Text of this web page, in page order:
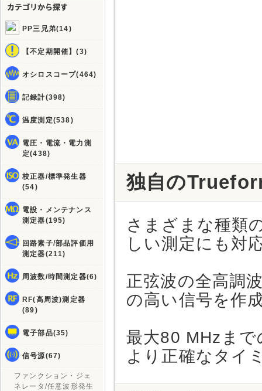
PP三兄弟(14)
【不定期開催】(3)
オシロスコープ(464)
記録計(398)
温度測定(538)
電圧・電流・電力測
定(438)
校正器/標準発生器
(54)
電設・メンテナンス
測定器(195)
回路素子/部品評価用
測定器(211)
周波数/時間測定器(6)
RF(高周波)測定器
(89)
電子部品(35)
信号源(67)
ファンクション・ジェ
ネレータ/任意波形発生
独自の
さまざまな種類
しい測定にも対
正弦波の全高調
の高い信号を作
最大80 MHzま
より正確なタイ